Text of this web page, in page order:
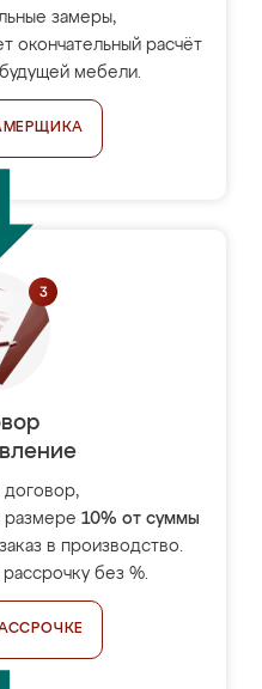
замеры,
окончательный расчёт
мебели.
договор,
размере 10% от суммы
в производство.
без %.